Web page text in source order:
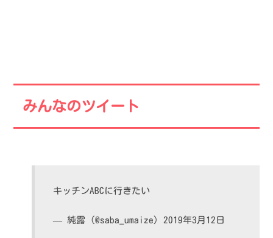
みんなのツイート
キッチンABCに行きたい
— 純露 (@saba_umaize) 2019年3月12日